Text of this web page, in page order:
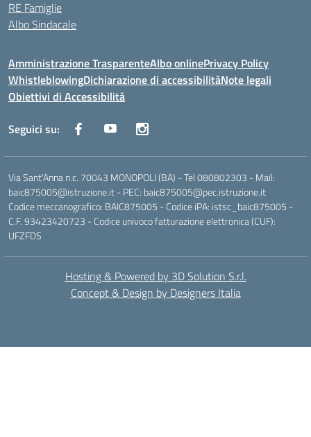
RE Famiglie
Albo Sindacale
Amministrazione TrasparenteAlbo onlinePrivacy Policy
WhistleblowingDichiarazione di accessibilitàNote legali
Obiettivi di Accessibilità
Seguici su:
Via Sant'Anna n.c. 70043 MONOPOLI (BA) - Tel 080802303 - Mail:
baic875005@istruzione.it - PEC: baic875005@pec.istruzione.it
Codice meccanografico: BAIC875005 - Codice iPA: istsc_baic875005 -
C.F. 93423420723 - Codice univoco fatturazione elettronica (CUF):
UFZFDS
Hosting & Powered by 3D Solution S.r.l.
Concept & Design by Designers Italia